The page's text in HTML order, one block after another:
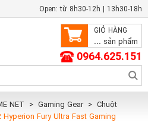
Open: từ 8h30-12h | 13h30-18h
GIỎ HÀNG
... sản phẩm
0964.625.151
NET Gaming Gear
Chuột
Fury Ultra Fast Gaming